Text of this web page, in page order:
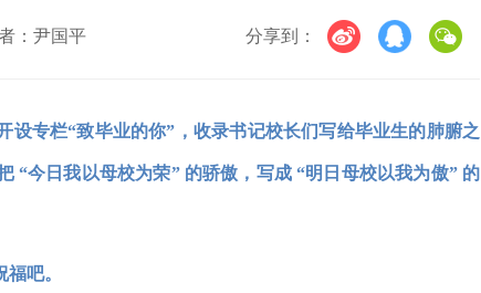
：尹国平 分享到：
设专栏“致毕业的你”，收录书记校长们写给毕业生的肺腑之
“今日我以母校为荣” 的骄傲，写成 “明日母校以我为傲” 的
吧。